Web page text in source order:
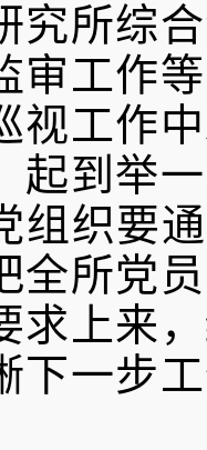
究所综
审工作
视工作
起到举
组织要
全所党
求上来
下一步